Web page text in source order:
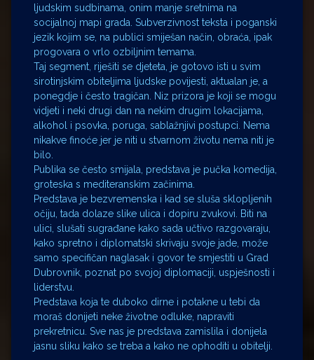
ljudskim sudbinama, onim manje sretnima na
socijalnoj mapi grada. Subverzivnost teksta i poganski
jezik kojim se, na publici smiješan način, obraća, ipak
progovara o vrlo ozbiljnim temama.
Taj segment, riješiti se djeteta, je gotovo isti u svim
sirotinjskim obiteljima ljudske povijesti, aktualan je, a
ponegdje i često tragičan. Niz prizora je koji se mogu
vidjeti i neki drugi dan na nekim drugim lokacijama,
alkohol i psovka, poruga, sablažnjivi postupci. Nema
nikakve finoće jer je niti u stvarnom životu nema niti je
bilo.
Publika se često smijala, predstava je pučka komedija,
groteska s mediteranskim začinima.
Predstava je bezvremenska i kad se sluša sklopljenih
očiju, tada dolaze slike ulica i dopiru zvukovi. Biti na
ulici, slušati sugrađane kako sada učtivo razgovaraju,
kako spretno i diplomatski skrivaju svoje jade, može
samo specifičan naglasak i govor te smjestiti u Grad
Dubrovnik, poznat po svojoj diplomaciji, uspješnosti i
liderstvu.
Predstava koja te duboko dirne i potakne u tebi da
moraš donijeti neke životne odluke, napraviti
prekretnicu. Sve nas je predstava zamislila i donijela
jasnu sliku kako se treba a kako ne ophoditi u obitelji.